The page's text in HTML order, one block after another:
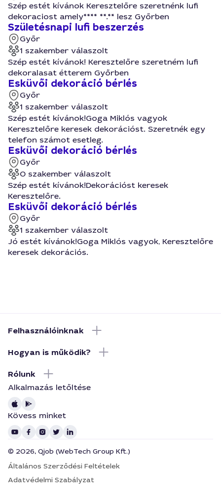
Szép estét kívánok Keresztelőre szeretnénk lufi
dekoraciost amely**** **.** lesz Győrben
Születésnapi lufi beszerzés
Győr
1 szakember válaszolt
Szép estét kívánok! Keresztelőre szeretném lufi
dekoralasat étterem Győrben
Esküvői dekoráció bérlés
Győr
1 szakember válaszolt
Szép estét kívánok!Goga Miklós vagyok
Keresztelőre keresek dekorációst. Szeretnék egy
telefon számot esetleg.
Esküvői dekoráció bérlés
Győr
0 szakember válaszolt
Szép estét kívánok!Dekorációst keresek
Keresztelőre.
Esküvői dekoráció bérlés
Győr
1 szakember válaszolt
Jó estét kívánok!Goga Miklós vagyok, Keresztelőre
keresek dekorációs.
Felhasználóinknak
Hogyan is működik?
Rólunk
Alkalmazás letőltése
Kövess minket
© 2026, Qjob (WebTech Group Kft.)
Általános Szerződési Feltételek
Adatvédelmi Szabályzat